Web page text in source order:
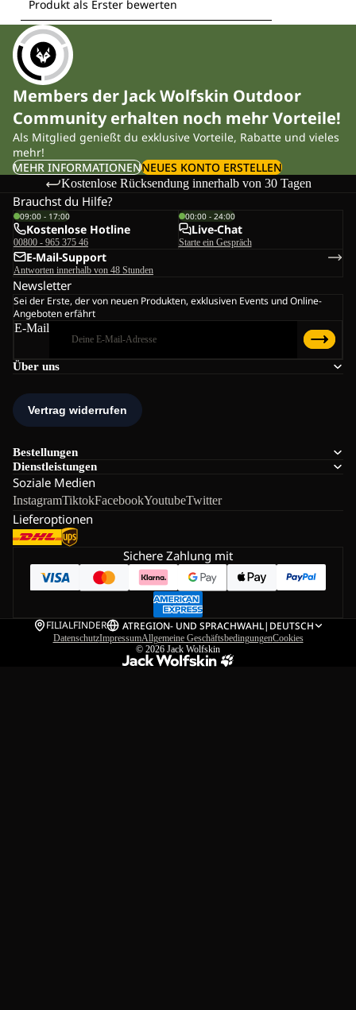
Members der Jack Wolfskin Outdoor
Community erhalten noch mehr Vorteile!
Als Mitglied genießt du exklusive Vorteile, Rabatte und vieles
mehr!
MEHR INFORMATIONENNEUES KONTO ERSTELLEN
Kostenlose Rücksendung innerhalb von 30 Tagen
Über uns
Bestellungen
Dienstleistungen
Soziale Medien
InstagramTiktokFacebookYoutubeTwitter
Lieferoptionen
Brauchst du Hilfe?
09:00 - 17:00
Kostenlose Hotline
00800 - 965 375 46
00:00 - 24:00
Live-Chat
Starte ein Gespräch
E-Mail-Support
Antworten innerhalb von 48 Stunden
Newsletter
Sei der Erste, der von neuen Produkten, exklusiven Events und Online-
Angeboten erfährt
E-Mail
Sichere Zahlung mit
FILIALFINDER ATREGION- UND SPRACHWAHL| DEUTSCH
DatenschutzImpressumAllgemeine GeschäftsbedingungenCookies
© 2026 Jack Wolfskin